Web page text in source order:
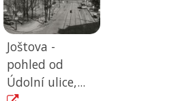
Joštova -
pohled od
Údolní ulice,...